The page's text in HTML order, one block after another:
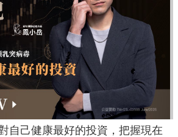
自己健康最好的投資，把握現在